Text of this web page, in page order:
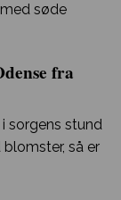
søde
fra
sorgens stund
så er